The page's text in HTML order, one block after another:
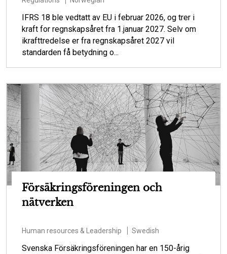
IFRS 18 ble vedtatt av EU i februar 2026, og trer i
kraft for regnskapsåret fra 1.januar 2027. Selv om
ikrafttredelse er fra regnskapsåret 2027 vil
standarden få betydning o...
Försäkringsföreningen och
nätverken
Human resources & Leadership Swedish
Svenska Försäkringsföreningen har en 150-årig